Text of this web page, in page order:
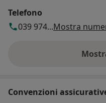
Telefono
039 974...Mostra
Convenzioni